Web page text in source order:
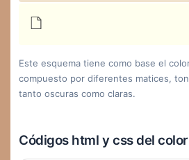
Este esquema tiene como base el
compuesto por diferentes matices,
tanto oscuras como claras.
Códigos html y css del